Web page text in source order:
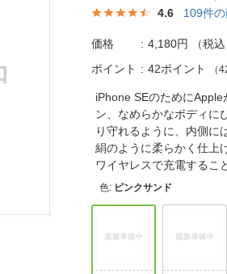
お客様
ご利用
よくあ
ご利用
4.6 109件
価格 4,180円
（税込
ポイント
42ポイント （
iPhone SEのために
ン、なめらかなボディに
り守れるように、内側に
絹のように柔らかく仕上
ワイヤレスで充電する
色: ピンクサンド